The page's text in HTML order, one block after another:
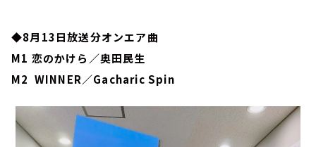
◆8月13日放送分オンエア曲
M1 恋のかけら／奥田民生
M2 WINNER／Gacharic Spin